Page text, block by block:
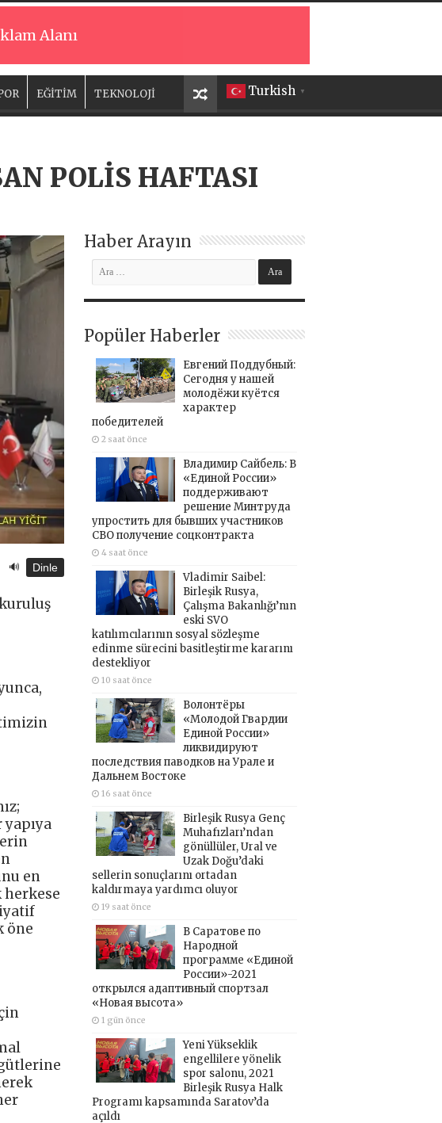
Alanı
Turkish ▼
EĞİTİM TEKNOLOJİ
POLİS HAFTASI
🔊 Dinle
kuruluş
en
herkese
öne
Haber Arayın
Popüler Haberler
Евгений Поддубный:
Сегодня у нашей
молодёжи куётся
характер
победителей
2 saat önce
Владимир Сайбель: В
«Единой России»
поддерживают
решение Минтруда
упростить для бывших участников
СВО получение соцконтракта
4 saat önce
Vladimir Saibel:
Birleşik Rusya,
Çalışma Bakanlığı’nın
eski SVO
katılımcılarının sosyal sözleşme
edinme sürecini basitleştirme kararını
destekliyor
10 saat önce
Волонтёры
«Молодой Гвардии
Единой России»
ликвидируют
последствия паводков на Урале и
Дальнем Востоке
16 saat önce
Birleşik Rusya Genç
Muhafızları’ndan
gönüllüler, Ural ve
Uzak Doğu’daki
sellerin sonuçlarını ortadan
kaldırmaya yardımcı oluyor
19 saat önce
В Саратове по
Народной
программе «Единой
России»-2021
открылся адаптивный спортзал
«Новая высота»
1 gün önce
Yeni Yükseklik
engellilere yönelik
spor salonu, 2021
Birleşik Rusya Halk
Programı kapsamında Saratov’da
açıldı